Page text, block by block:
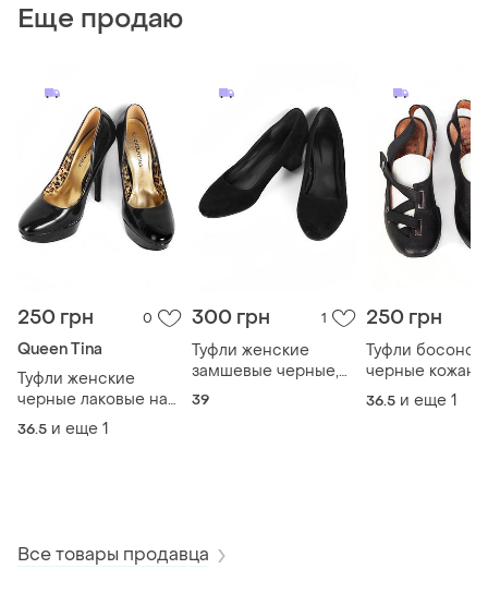
Еще продаю
250 грн 0
Queen Tina
Туфли женские
черные лаковые на
высоком каблуке
36.5 и еще 1
300 грн 1
Туфли женские
замшевые черные,
39 размер
39
250 грн
Туфли
черные
натуральная
размер
36.5 и еще 1
Все товары продавца